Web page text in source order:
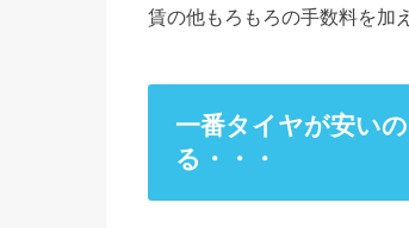
賃の他もろもろの手数料を加
一番タイヤが安い
る・・・